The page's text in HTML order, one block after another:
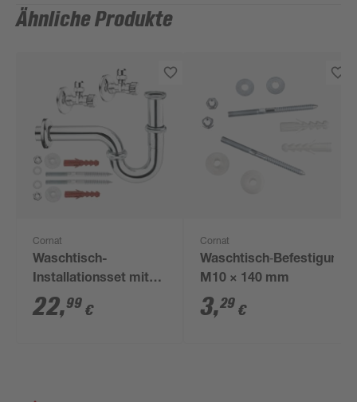
Ähnliche Produkte
Cornat
Waschtisch-
Installationsset mit
Röhrensiphon
22,99 €
Cornat
Waschtisch‑Befestigung
M10 × 140 mm
3,29 €